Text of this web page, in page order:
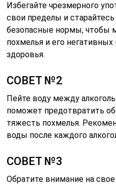
Избегайте чрезмерного
свои пределы и
безопасные нормы, чтобы
похмелья и его
здоровья.
СОВЕТ №2
Пейте воду между
поможет предотвратить
тяжесть похмелья.
воды после каждого
СОВЕТ №3
Обратите внимание на